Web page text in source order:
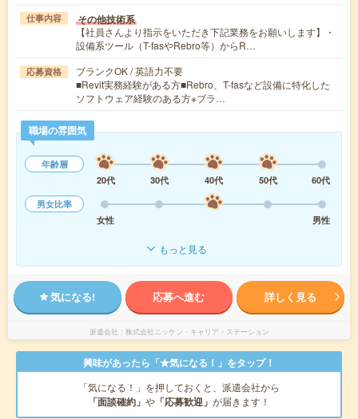
仕事内容 その他技術系
【社員さんより指示をいただき下記業務をお願いします】・
設備系ツール（T-fasやRebro等）からR…
応募資格
ブランクOK / 英語力不要
■Revit実務経験がある方■Rebro、T-fasなど設備に特化した
ソフトウェア経験のある方※ブラ…
職場の雰囲気
年齢層
20代
30代 40代 50代
60代
男女比率
女性
男性
もっと見る
気になる! 応募へ進む 詳しく見る
派遣会社 株式会社ニッケン・キャリア・ステーション
興味があったら「★気になる！」をタップ！
「気になる！」を押しておくと、派遣会社から
「面談確約」 や 「応募歓迎」 が届きます！